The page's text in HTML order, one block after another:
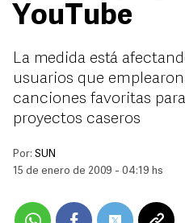
YouTube
La medida está
usuarios que
canciones favoritas
proyectos caseros
Por: SUN
15 de enero de 2009 - 04:19 hs